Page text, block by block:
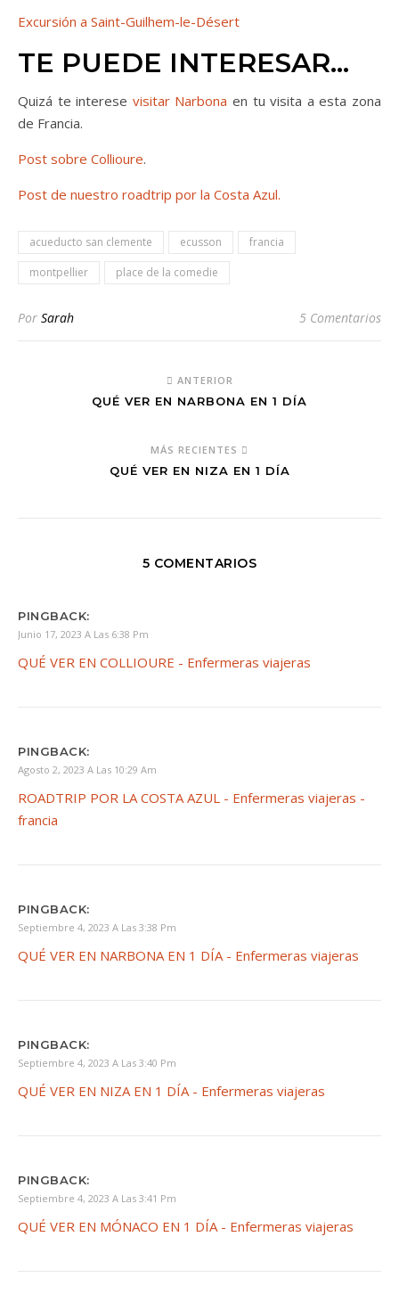
Excursión a Saint-Guilhem-le-Désert
TE PUEDE INTERESAR…
Quizá te interese visitar Narbona en tu visita a esta zona
de Francia.
Post sobre Collioure.
Post de nuestro roadtrip por la Costa Azul.
acueducto san clemente ecusson
francia
montpellier
place de la comedie
Por Sarah 5 Comentarios
ANTERIOR
QUÉ VER EN NARBONA EN 1 DÍA
MÁS RECIENTES
QUÉ VER EN NIZA EN 1 DÍA
5 COMENTARIOS
PINGBACK:
Junio 17, 2023 A Las 6:38 Pm
QUÉ VER EN COLLIOURE - Enfermeras viajeras
PINGBACK:
Agosto 2, 2023 A Las 10:29 Am
ROADTRIP POR LA COSTA AZUL - Enfermeras viajeras -
francia
PINGBACK:
Septiembre 4, 2023 A Las 3:38 Pm
QUÉ VER EN NARBONA EN 1 DÍA - Enfermeras viajeras
PINGBACK:
Septiembre 4, 2023 A Las 3:40 Pm
QUÉ VER EN NIZA EN 1 DÍA - Enfermeras viajeras
PINGBACK:
Septiembre 4, 2023 A Las 3:41 Pm
QUÉ VER EN MÓNACO EN 1 DÍA - Enfermeras viajeras